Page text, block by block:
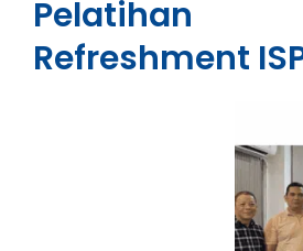
Pelatihan
Refreshment